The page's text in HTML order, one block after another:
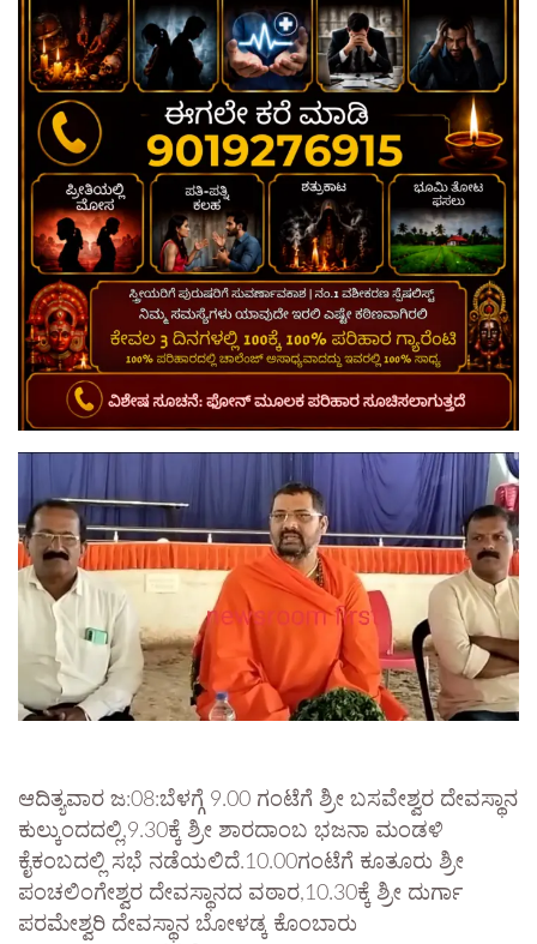
ಆದಿತ್ಯವಾರ ಜ:08:ಬೆಳಗ್ಗೆ 9.00 ಗಂಟೆಗೆ ಶ್ರೀ ಬಸವೇಶ್ವರ ದೇವಸ್ಥಾನ
ಕುಲ್ಕುಂದದಲ್ಲಿ,9.30ಕ್ಕೆ ಶ್ರೀ ಶಾರದಾಂಬ ಭಜನಾ ಮಂಡಳಿ
ಕೈಕಂಬದಲ್ಲಿ ಸಭೆ ನಡೆಯಲಿದೆ.10.00ಗಂಟೆಗೆ ಕೂತೂರು ಶ್ರೀ
ಪಂಚಲಿಂಗೇಶ್ವರ ದೇವಸ್ಥಾನದ ವಠಾರ,10.30ಕ್ಕೆ ಶ್ರೀ ದುರ್ಗಾ
ಪರಮೇಶ್ವರಿ ದೇವಸ್ಥಾನ ಬೋಳಡ್ಕ ಕೊಂಬಾರು